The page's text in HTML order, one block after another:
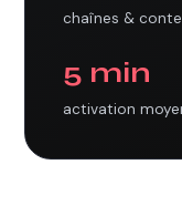
chaînes &
5 min
activation